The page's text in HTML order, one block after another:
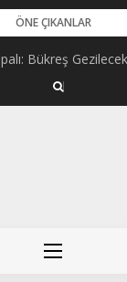
ÖNE ÇIKANLAR
Bükreş
Dubai